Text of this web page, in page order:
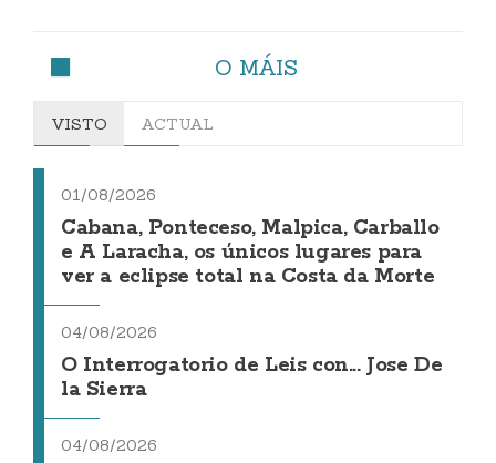
O MÁIS
VISTO ACTUAL
01/08/2026
Cabana, Ponteceso, Malpica, Carballo
e A Laracha, os únicos lugares para
ver a eclipse total na Costa da Morte
04/08/2026
O Interrogatorio de Leis con... Jose De
la Sierra
04/08/2026